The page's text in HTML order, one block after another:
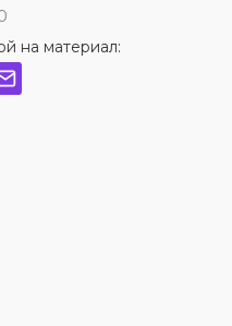
на материал: